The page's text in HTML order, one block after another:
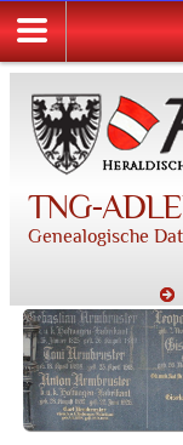
TNG-
Genealogische